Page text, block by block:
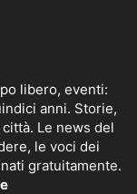
libero, eventi:
anni. Storie,
Le news del
le voci dei
gratuitamente.